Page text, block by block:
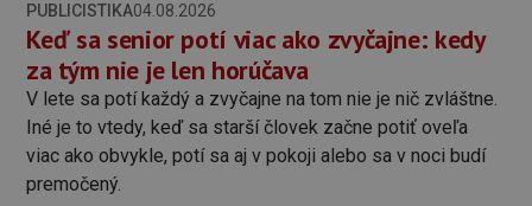
PUBLICISTIKA04.08.2026
Keď sa senior potí viac ako zvyčajne: kedy
za tým nie je len horúčava
V lete sa potí každý a zvyčajne na tom nie je nič zvláštne.
Iné je to vtedy, keď sa starší človek začne potiť oveľa
viac ako obvykle, potí sa aj v pokoji alebo sa v noci budí
premočený.